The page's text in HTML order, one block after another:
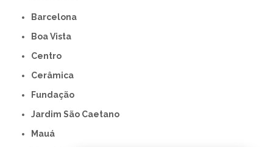
Barcelona
Boa Vista
Centro
Cerâmica
Fundação
Jardim São Caetano
Mauá